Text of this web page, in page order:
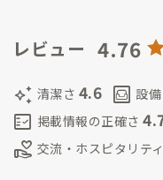
これる田舎で、かつ何も
いただければと思います。
レビュー 4.76
auto_awesome 清潔さ 4.6 living 設
fact_check 掲載情報の正確さ
volunteer_activism 交流・ホスピタリティ